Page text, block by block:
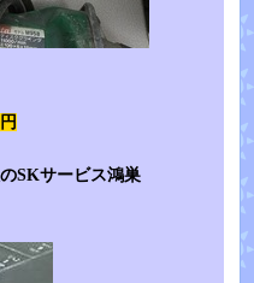
SKサービス鴻巣